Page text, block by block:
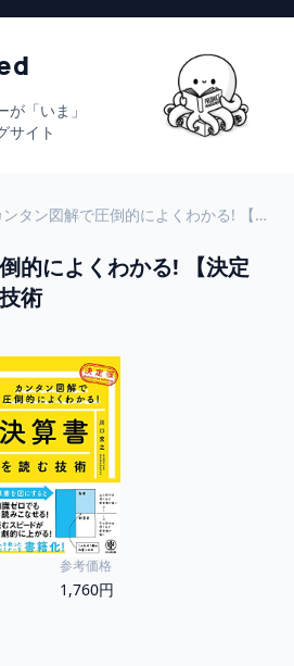
「いま」
サイト
カンタン図解で圧倒的によくわかる! 【決定版】決算書を読む技術
的によくわかる! 【決定
術
参考価格
1,760円